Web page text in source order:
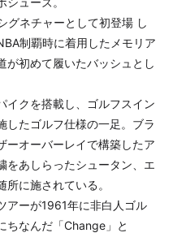
ネチャーとして初登場 し
制覇時に着用したメモリア
が初めて履いたバッシュとし
イクを搭載し、ゴルフスイン
したゴルフ仕様の一足。ブラ
ーオーバーレイで構築したア
をあしらったシュータン、エ
に施されている。
アーが1961年に非白人ゴル
ちなんだ「Change」と